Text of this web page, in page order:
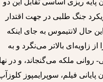
جنگ طلبی در جهت اقتدار
حال لانتیموس به جای اینکه
زاویه‌ای بالاتر می‌نگرد و به
ملکه می‌گنجاند، و در
فیلم، سوپرایمپوز